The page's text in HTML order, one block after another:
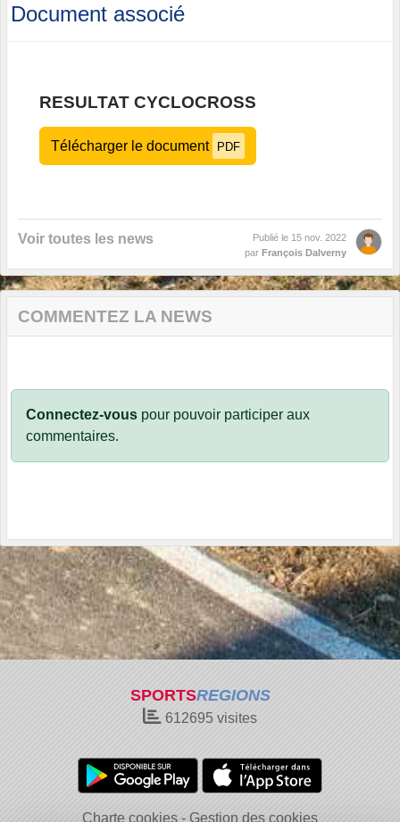
Document associé
RESULTAT CYCLOCROSS
Télécharger le document PDF
Voir toutes les news Publié le 15 nov. 2022
par François Dalverny
COMMENTEZ LA NEWS
Connectez-vous pour pouvoir participer aux
commentaires.
SPORTSREGIONS
612695 visites
Charte cookies Gestion des cookies